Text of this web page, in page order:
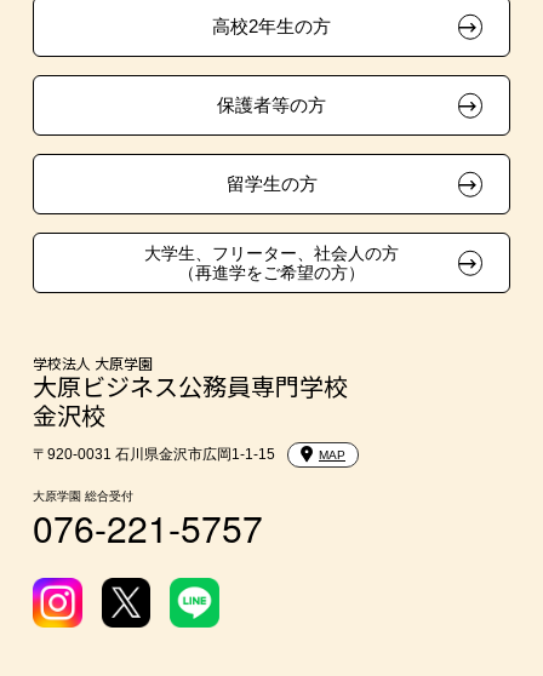
学費
入学前のお勧め学習システム
東京経営大学への3年次編入学
大学・短大・公務員併願制度
大原学園グループ案内
採用ご担当の方
高校2年生の方
保護者等の方
留学生の方
大学生、フリーター、社会人の方
（再進学をご希望の方）
学校法人 大原学園
大原ビジネス公務員専門学校
金沢校
〒920-0031 石川県金沢市広岡1-1-15 MAP
大原学園 総合受付
076-221-5757